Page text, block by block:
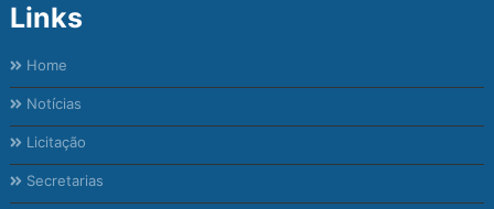
Links
Home
Notícias
Licitação
Secretarias